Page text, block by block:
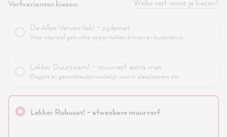
Verfvarianten kiezen: Welke verf moet je kiezen?
De Alles Verven-lak! - zijdemat
Voor intensief gebruikte oppervlakken binnen en buitenshuis
Lekker Duurzaam! - muurverf extra mat
Elegant en gezondheidsvriendelijk voor in slaapkamers etc.
Lekker Robuust! - afwasbare muurverf